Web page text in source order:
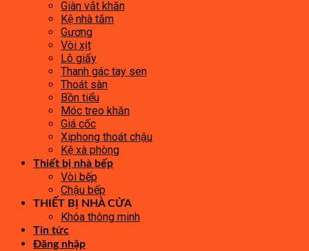
Giàn vắt khăn
Kệ nhà tắm
Gương
Vòi xịt
Lô giấy
Thanh gác tay sen
Thoát sàn
Bồn tiểu
Móc treo khăn
Giá cốc
Xiphong thoát chậu
Kệ xà phòng
Thiết bị nhà bếp
Vòi bếp
Chậu bếp
THIẾT BỊ NHÀ CỬA
Khóa thông minh
Tin tức
Đăng nhập